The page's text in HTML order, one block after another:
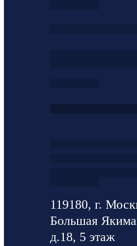
119180, г.
Большая
д.18, 5 этаж